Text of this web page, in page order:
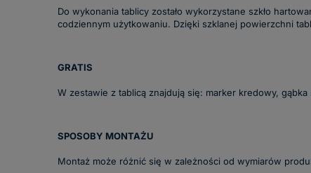
Do wykonania tablicy zostało wykorzystane szkło
codziennym użytkowaniu. Dzięki szklanej powierzchni
GRATIS
W zestawie z tablicą znajdują się: marker kredowy,
SPOSOBY MONTAŻU
Montaż może różnić się w zależności od wymiarów